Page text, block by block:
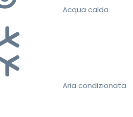
Acqua calda
Aria condizionata